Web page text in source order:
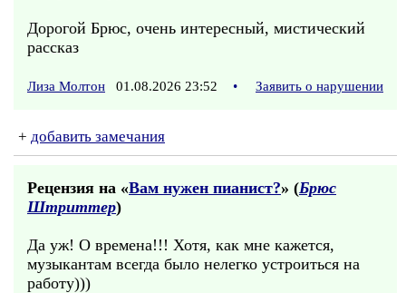
Дорогой Брюс, очень интересный, мистический
рассказ
Лиза Молтон 01.08.2026 23:52 • Заявить о нарушении
+ добавить замечания
Рецензия на «Вам нужен пианист?» (Брюс
Штриттер)
Да уж! О времена!!! Хотя, как мне кажется,
музыкантам всегда было нелегко устроиться на
работу)))